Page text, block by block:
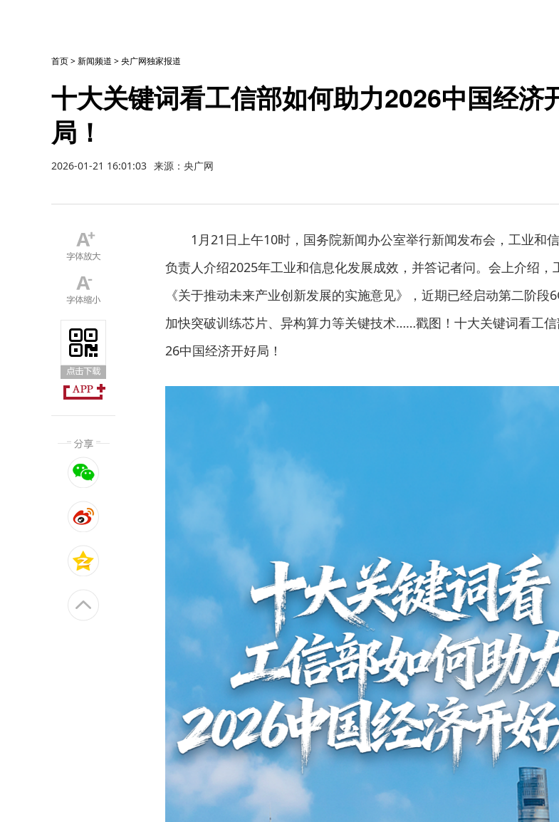
首页>新闻频道 >央广网独家报道
十大关键词看工信部如何助力2026中国经济
局！
2026-01-21 16:01:03 来源：央广网
1月21日上午10时，国务院新闻办公室举行新闻发布会，工业和
负责人介绍2025年工业和信息化发展成效，并答记者问。会上介绍，
《关于推动未来产业创新发展的实施意见》，近期已经启动第二阶段
加快突破训练芯片、异构算力等关键技术……戳图！十大关键词看工
26中国经济开好局！